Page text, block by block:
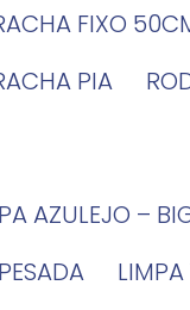
FIXO
PIA
AZULEJO –